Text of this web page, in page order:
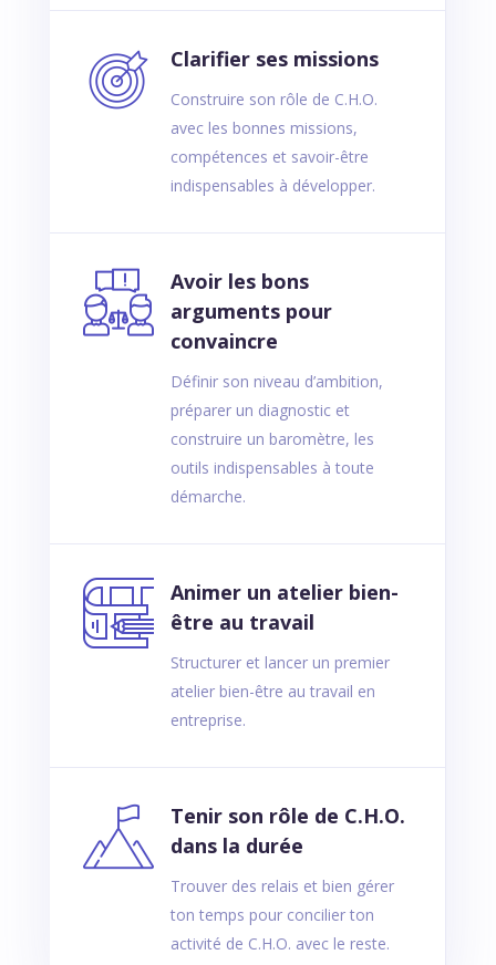
Clarifier ses missions
Construire son rôle de C.H.O.
avec les bonnes missions,
compétences et savoir-être
indispensables à développer.
Avoir les bons
arguments pour
convaincre
Définir son niveau d’ambition,
préparer un diagnostic et
construire un baromètre, les
outils indispensables à toute
démarche.
Animer un atelier bien-
être au travail
Structurer et lancer un premier
atelier bien-être au travail en
entreprise.
Tenir son rôle de C.H.O.
dans la durée
Trouver des relais et bien gérer
ton temps pour concilier ton
activité de C.H.O. avec le reste.